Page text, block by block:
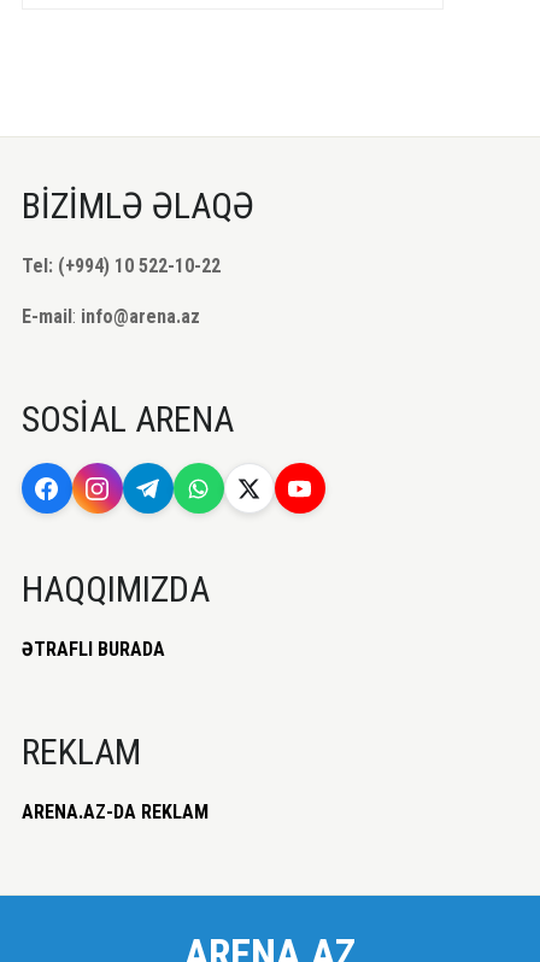
BİZİMLƏ ƏLAQƏ
Tel: (+994) 10 522-10-22
E-mail: info@arena.az
SOSİAL ARENA
HAQQIMIZDA
ƏTRAFLI BURADA
REKLAM
ARENA.AZ-DA REKLAM